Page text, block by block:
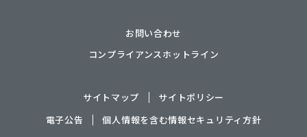
お問い合わせ
コンプライアンスホットライン
サイトマップ
サイトポリシー
電子公告
個人情報を含む情報セキュリティ方針